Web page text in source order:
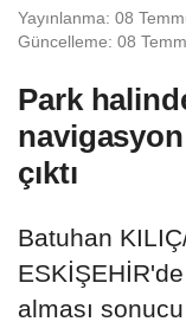
Yayınlanma: 08
Güncelleme: 08
Park
navigasyon
çıktı
Batuhan
alması